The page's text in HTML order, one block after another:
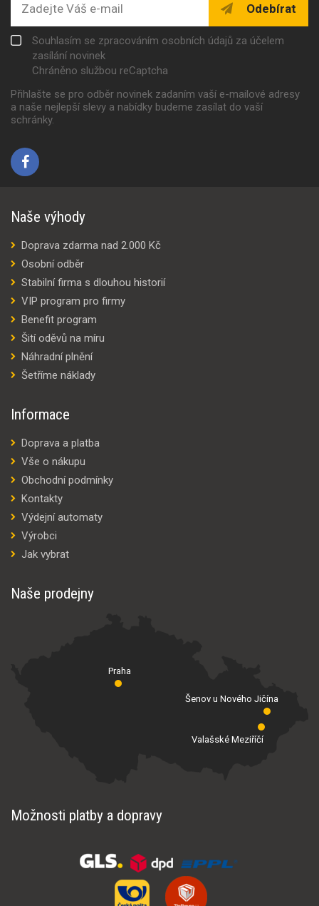
Odebírat
Souhlasím se zpracováním osobních údajů za účelem
zasílání novinek
Chráněno službou reCaptcha
Přihlašte se pro odběr novinek zadaním vaší e-mailové adresy
a naše nejlepší slevy a nabídky budeme zasílat do vaší
schránky.
Naše výhody
Doprava zdarma nad 2.000 Kč
Osobní odběr
Stabilní firma s dlouhou historií
VIP program pro firmy
Benefit program
Šití oděvů na míru
Náhradní plnění
Šetříme náklady
Informace
Doprava a platba
Vše o nákupu
Obchodní podmínky
Kontakty
Výdejní automaty
Výrobci
Jak vybrat
Naše prodejny
Praha
Valašské Meziříčí
Šenov u Nového Jičína
Možnosti platby a dopravy